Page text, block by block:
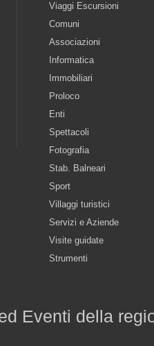
Viaggi Escursioni
Comuni
Associazioni
Informatica
Immobiliari
Proloco
Enti
Spettacoli
Fotografia
Stab. Balneari
Sport
Villaggi turistici
Servizi e Aziende
Visite guidate
Strumenti
Eventi della